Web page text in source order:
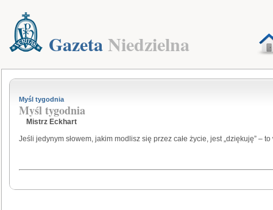
GazetaNiedzielna
Myśl tygodnia
Myśl tygodnia
Mistrz Eckhart
Jeśli jedynym słowem, jakim modlisz się przez całe życie, jest „dziękuję” – to